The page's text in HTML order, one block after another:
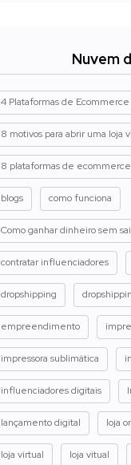
Nuvem
4 Plataformas de
8 motivos para abrir uma loja
8 plataformas de ecommerce
blogs como funciona
Como ganhar dinheiro sem
contratar influenciadores
dropshipping
empreendimento
impressora sublimática
influenciadores digitais
lançamento digital loja
loja virtual loja vitual